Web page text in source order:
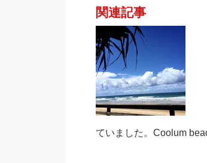
関連記事
ていました。Coolum